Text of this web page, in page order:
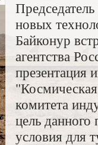
новых
Байконур
агентства
презентация
комитета
цель данного
условия для